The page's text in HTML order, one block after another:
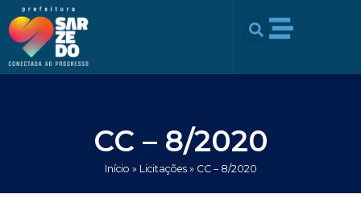
conteúdo
para
conteúdo
CC – 8/2020
Início » Licitações» CC – 8/2020